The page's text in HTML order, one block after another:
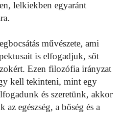
lelkiekben egyaránt
művészete, ami
is elfogadjuk, sőt
Ezen filozófia irányzat
kell tekinteni, mint egy
és szeretünk, akkor
egészség, a bőség és a